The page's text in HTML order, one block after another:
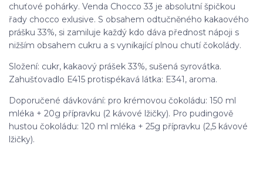
chuťové pohárky. Venda Chocco 33 je absolutní špičkou
řady chocco exlusive. S obsahem odtučněného kakaového
prášku 33%, si zamiluje každý kdo dáva přednost nápoji s
nižším obsahem cukru a s vynikající plnou chutí čokolády.
Složení: cukr, kakaový prášek 33%, sušená syrovátka.
Zahušťovadlo E415 protispékavá látka: E341, aroma.
Doporučené dávkování: pro krémovou čokoládu: 150 ml
mléka + 20g přípravku (2 kávové lžičky). Pro pudingově
hustou čokoládu: 120 ml mléka + 25g přípravku (2,5 kávové
lžičky).